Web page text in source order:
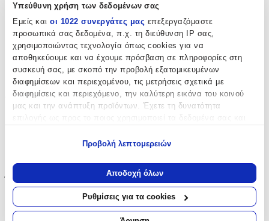
Υπεύθυνη χρήση των δεδομένων σας
Εμείς και οι 1022 συνεργάτες μας επεξεργαζόμαστε
προσωπικά σας δεδομένα, π.χ. τη διεύθυνση IP σας,
χρησιμοποιώντας τεχνολογία όπως cookies για να
αποθηκεύουμε και να έχουμε πρόσβαση σε πληροφορίες στη
συσκευή σας, με σκοπό την προβολή εξατομικευμένων
διαφημίσεων και περιεχομένου, τις μετρήσεις σχετικά με
διαφημίσεις και περιεχόμενο, την καλύτερη εικόνα του κοινού
μας και την ανάπτυξη προϊόντων. Έχετε τη δυνατότητα
Να συλλέξουμε πληροφορίες σχετικά με τη γεωγραφική
σας τοποθεσία, οι οποίες μπορεί να είναι ακριβείς σε
απόσταση μερικών μέτρων
Να αναγνωρίσουμε τη συσκευή σας σαρώνοντας ενεργά
για συγκεκριμένα χαρακτηριστικά (δακτυλικό αποτύπωμα)
Προβολή λεπτομερειών
Αποδοχή όλων
Ρυθμίσεις για τα cookies
Όχι
Μπορντούρα:
Ναι
Φωσφοριζέ:
Ύψος